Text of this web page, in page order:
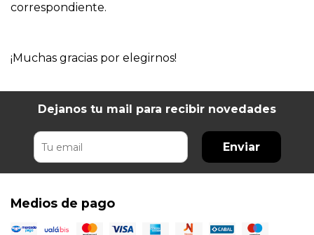
correspondiente.
¡Muchas gracias por elegirnos!
Dejanos tu mail para recibir novedades
Enviar
Medios de pago